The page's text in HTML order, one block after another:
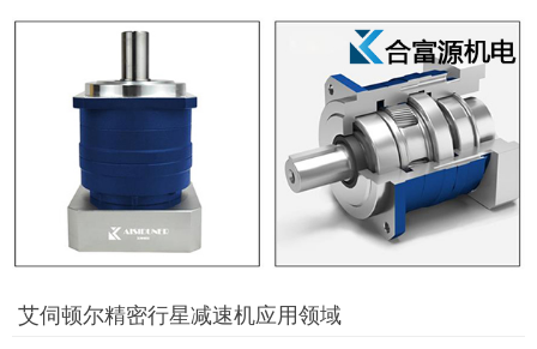
艾伺顿尔精密行星减速机应用领域